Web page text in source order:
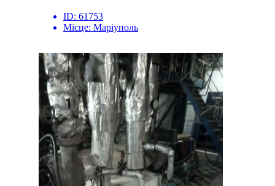
ID: 61753
Місце: Маріуполь